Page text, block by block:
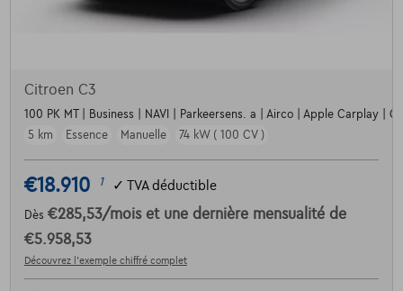
Citroen C3
100 PK MT | Business | NAVI | Parkeersens. a | Airco | Apple Carplay |
5 km
Essence Manuelle 74 kW ( 100 CV )
€18.910 1 ✓ TVA déductible
Dès €285,53/mois et une dernière mensualité de
€5.958,53
Découvrez l’exemple chiffré complet